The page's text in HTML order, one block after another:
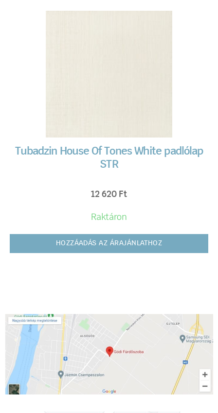
Tubadzin House Of Tones White padlólap
STR
12 620 Ft
Raktáron
HOZZÁADÁS AZ ÁRAJÁNLATHOZ